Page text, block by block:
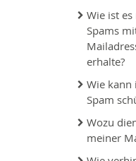
Wie ist
Spams
erhalte?
Wie
Spam
Wozu
meiner